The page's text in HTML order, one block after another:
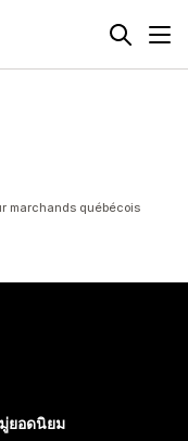
marchands québécois
ยอดนิยม